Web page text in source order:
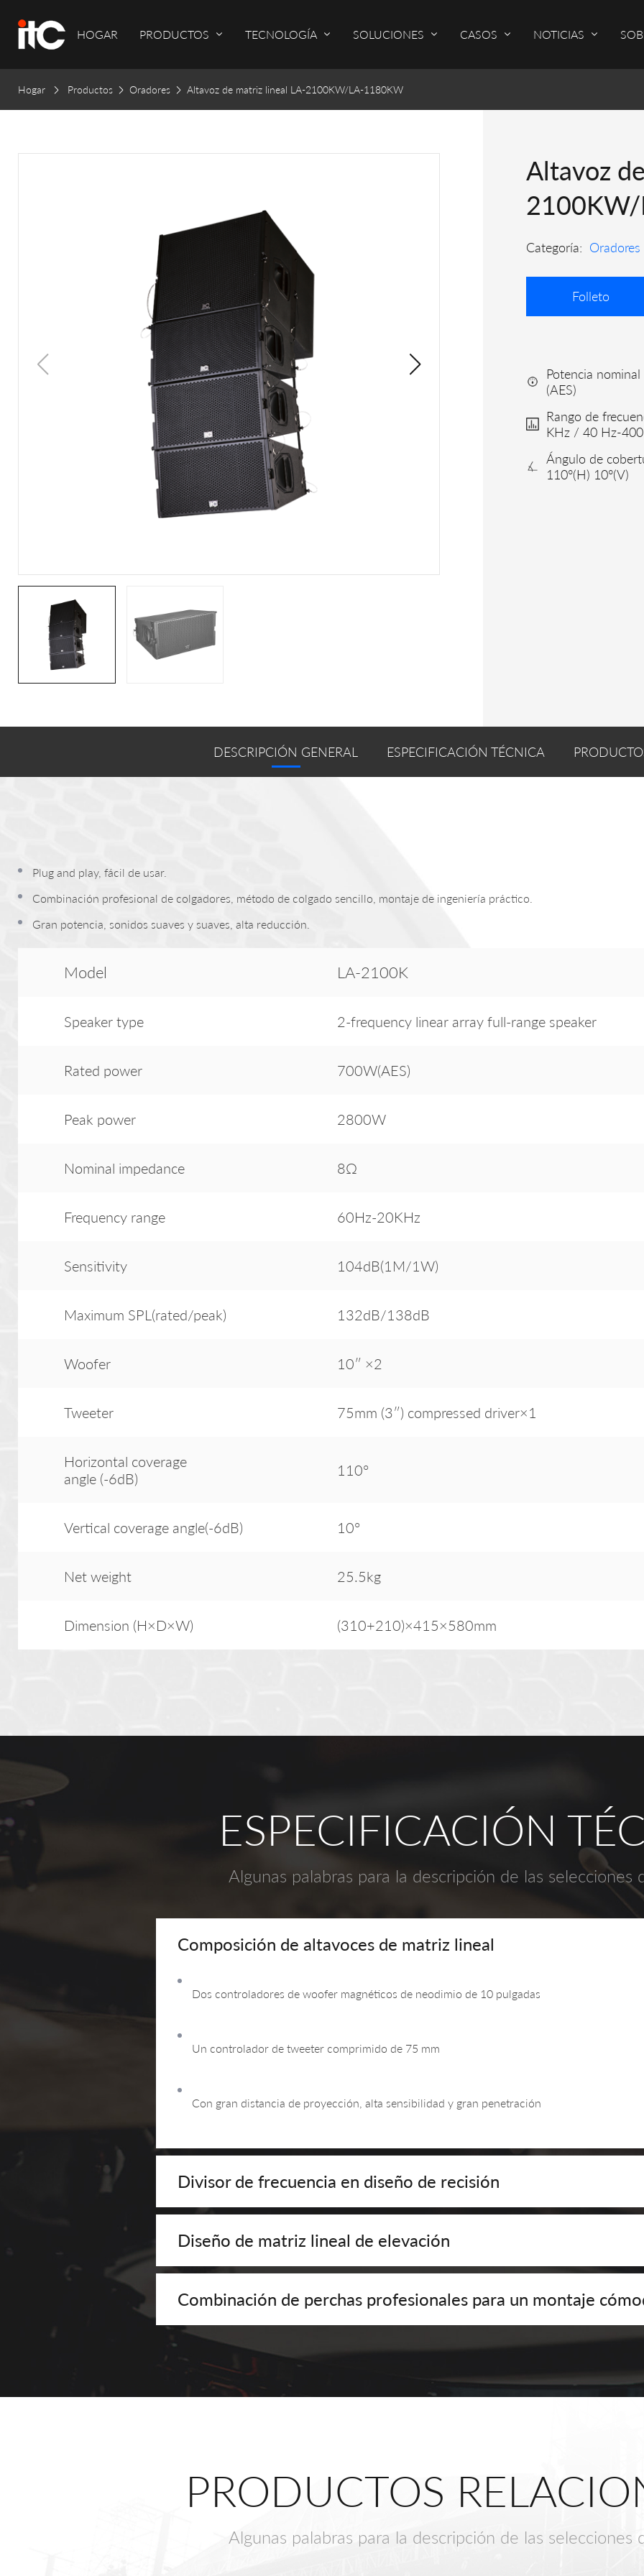
HOGAR PRODUCTOS TECNOLOGÍA SOLUCIONES CASOS NOTICIAS
Hogar Productos Oradores Altavoz de matriz lineal LA-2100KW/LA-1180KW
Altavoz
Categoría: Oradores
Folleto
Potencia
(AES)
Rango de
KHz / 40 Hz-
Ángulo de
110°(H) 10°(V)
DESCRIPCIÓN GENERAL ESPECIFICACIÓN TÉCNICA
Plug and play, fácil de usar.
Combinación profesional de colgadores, método de colgado sencillo, montaje de ingeniería práctico.
Gran potencia, sonidos suaves y suaves, alta reducción.
Model LA-2100K
Speaker type 2-frequency linear array full-range speaker
Rated power 700W(AES)
Peak power 2800W
Nominal impedance 8Ω
Frequency range 60Hz-20KHz
Sensitivity 104dB(1M/1W)
Maximum SPL(rated/peak) 132dB/138dB
Woofer 10″ ×2
Tweeter 75mm (3″) compressed driver×1
Horizontal coverage
angle (-6dB)
110°
Vertical coverage angle(-6dB) 10°
Net weight 25.5kg
Dimension (H×D×W) (310+210)×415×580mm
ESPECIFICACIÓN
Algunas palabras para la descripción de las selecciones
Composición de altavoces de matriz lineal
Dos controladores de woofer magnéticos de neodimio de 10 pulgadas
Un controlador de tweeter comprimido de 75 mm
Con gran distancia de proyección, alta sensibilidad y gran penetración
Divisor de frecuencia en diseño de recisión
Diseño de matriz lineal de elevación
Combinación de perchas profesionales para un montaje
PRODUCTOS
Algunas palabras para la descripción de las selecciones